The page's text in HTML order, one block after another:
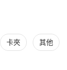
品推薦
卡夾 其他